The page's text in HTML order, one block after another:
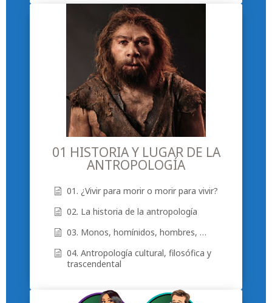
01 HISTORIA Y LUGAR DE LA
ANTROPOLOGÍA
01. ¿Vivir para morir o morir para vivir?
02. La historia de la antropología
03. Monos, homínidos, hombres, …
04. Antropología cultural, filosófica y
trascendental